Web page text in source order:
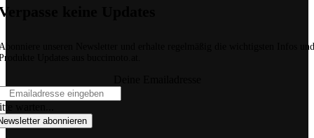
keine Updates
unseren Newsletter und erhalte regelmäßig die wichtigsten Infos und
Updates aus buccimoto.at.
warten...
abonnieren